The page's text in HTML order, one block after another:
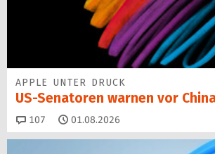
APPLE UNTER DRUCK
US-Senatoren warnen vor
107 Kommentare
01.08.2026